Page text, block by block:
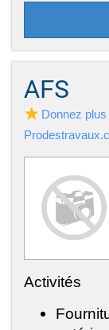
AFS
Donnez
Activités